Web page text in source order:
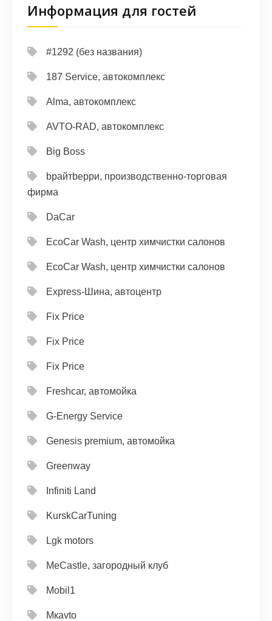
Информация для гостей
#1292 (без названия)
187 Service, автокомплекс
Alma, автокомплекс
AVTO-RAD, автокомплекс
Big Boss
bрайтbерри, производственно-торговая
фирма
DaCar
EcoCar Wash, центр химчистки салонов
EcoCar Wash, центр химчистки салонов
Express-Шина, автоцентр
Fix Price
Fix Price
Fix Price
Freshcar, автомойка
G-Energy Service
Genesis premium, автомойка
Greenway
Infiniti Land
KurskCarTuning
Lgk motors
MeCastle, загородный клуб
Mobil1
Mкavto